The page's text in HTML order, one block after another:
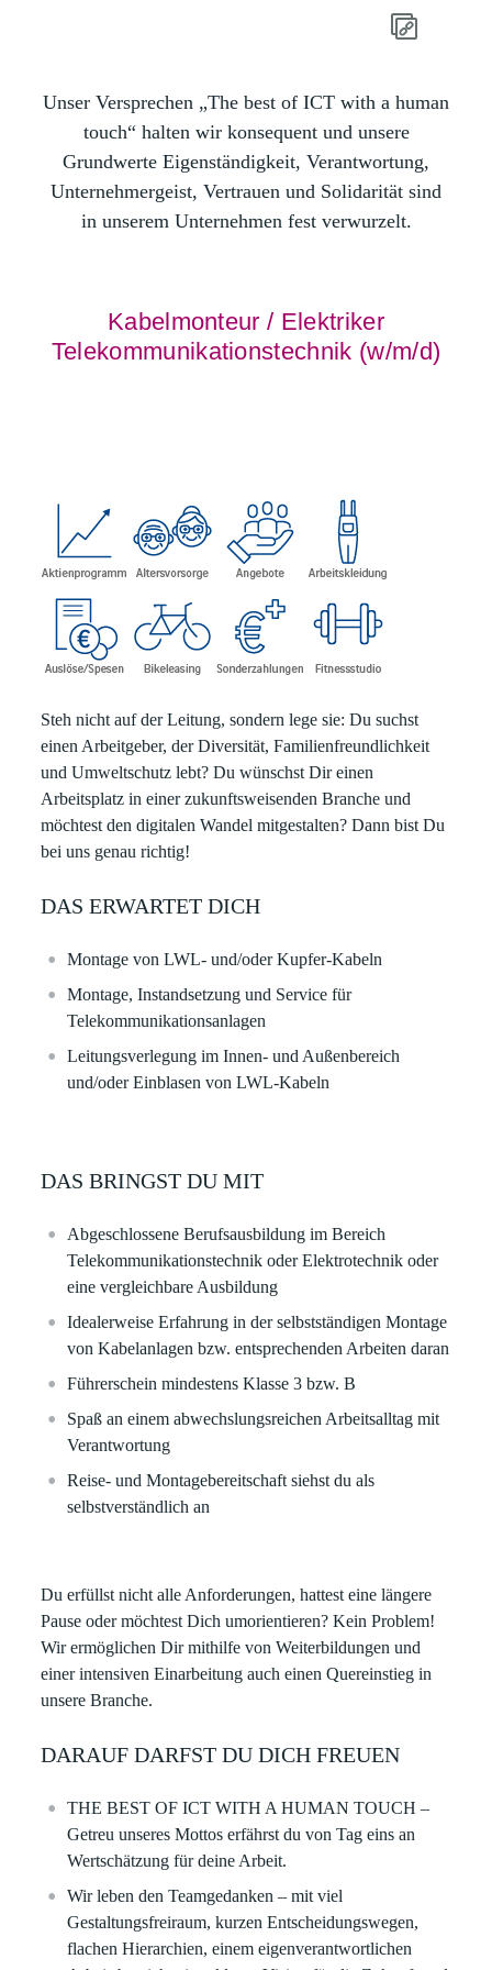
Unser Versprechen „The best of ICT with a human
touch“ halten wir konsequent und unsere
Grundwerte Eigenständigkeit, Verantwortung,
Unternehmergeist, Vertrauen und Solidarität sind
in unserem Unternehmen fest verwurzelt.
Kabelmonteur / Elektriker
Telekommunikationstechnik (w/m/d)
Steh nicht auf der Leitung, sondern lege sie: Du suchst
einen Arbeitgeber, der Diversität, Familienfreundlichkeit
und Umweltschutz lebt? Du wünschst Dir einen
Arbeitsplatz in einer zukunftsweisenden Branche und
möchtest den digitalen Wandel mitgestalten? Dann bist Du
bei uns genau richtig!
DAS ERWARTET DICH
Montage von LWL- und/oder Kupfer-Kabeln
Montage, Instandsetzung und Service für
Telekommunikationsanlagen
Leitungsverlegung im Innen- und Außenbereich
und/oder Einblasen von LWL-Kabeln
DAS BRINGST DU MIT
Abgeschlossene Berufsausbildung im Bereich
Telekommunikationstechnik oder Elektrotechnik oder
eine vergleichbare Ausbildung
Idealerweise Erfahrung in der selbstständigen Montage
von Kabelanlagen bzw. entsprechenden Arbeiten daran
Führerschein mindestens Klasse 3 bzw. B
Spaß an einem abwechslungsreichen Arbeitsalltag mit
Verantwortung
Reise- und Montagebereitschaft siehst du als
selbstverständlich an
Du erfüllst nicht alle Anforderungen, hattest eine längere
Pause oder möchtest Dich umorientieren? Kein Problem!
Wir ermöglichen Dir mithilfe von Weiterbildungen und
einer intensiven Einarbeitung auch einen Quereinstieg in
unsere Branche.
DARAUF DARFST DU DICH FREUEN
THE BEST OF ICT WITH A HUMAN TOUCH –
Getreu unseres Mottos erfährst du von Tag eins an
Wertschätzung für deine Arbeit. ​
Wir leben den Teamgedanken – mit viel
Gestaltungsfreiraum, kurzen Entscheidungswegen,
flachen Hierarchien, einem eigenverantwortlichen